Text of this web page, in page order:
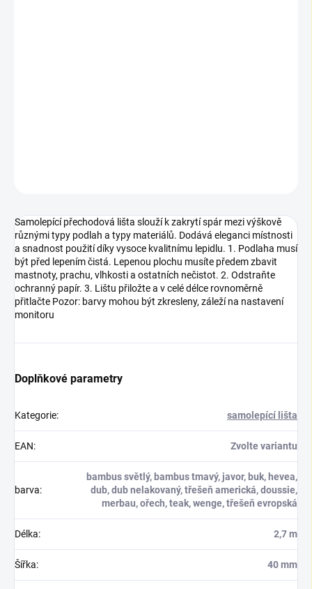
Samolepící přechodová lišta slouží k zakrytí spár mezi výškově
různými typy podlah a typy materiálů. Dodává eleganci místnosti
a snadnost použití díky vysoce kvalitnímu lepidlu. 1. Podlaha musí
být před lepením čistá. Lepenou plochu musíte předem zbavit
mastnoty, prachu, vlhkosti a ostatních nečistot. 2. Odstraňte
ochranný papír. 3. Lištu přiložte a v celé délce rovnoměrně
přitlačte Pozor: barvy mohou být zkresleny, záleží na nastavení
monitoru
Doplňkové parametry
Kategorie: samolepící lišta
EAN: Zvolte variantu
barva:
bambus světlý, bambus tmavý, javor, buk, hevea,
dub, dub nelakovaný, třešeň americká, doussie,
merbau, ořech, teak, wenge, třešeň evropská
Délka: 2,7 m
Šířka: 40 mm